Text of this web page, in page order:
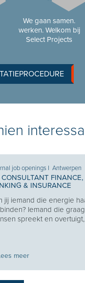
We gaan samen.
werken. Welkom bij
Select Projects
job openings I Antwerpen
CONSULTANT FINANCE,
& INSURANCE
jij iemand die energie
Iemand die graag
spreekt en overtuigt,
meer